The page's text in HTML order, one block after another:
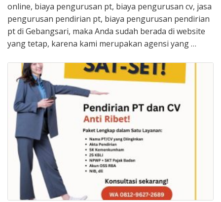
online, biaya pengurusan pt, biaya pengurusan cv, jasa
pengurusan pendirian pt, biaya pengurusan pendirian
pt di Gebangsari, maka Anda sudah berada di website
yang tetap, karena kami merupakan agensi yang …